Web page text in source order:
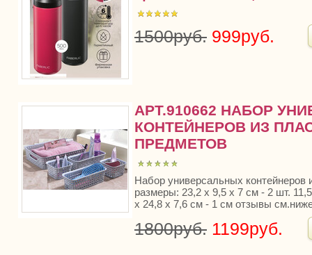
1500руб. 999руб.
АРТ.910662 НАБОР
КОНТЕЙНЕРОВ ИЗ
ПРЕДМЕТОВ
Набор универсальных контейнеров
размеры: 23,2 х 9,5 х 7 см - 2 шт.
х 24,8 х 7,6 см - 1 см отзывы
1800руб. 1199руб.